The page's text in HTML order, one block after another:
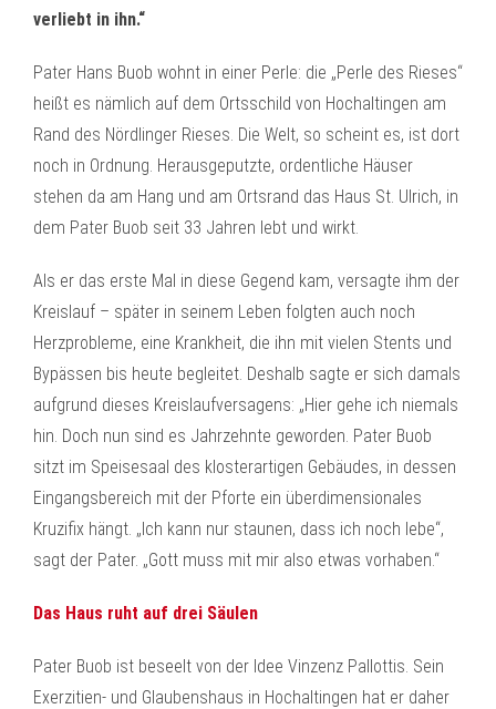
verliebt in ihn.“
Pater Hans Buob wohnt in einer Perle: die „Perle des Rieses“
heißt es nämlich auf dem Ortsschild von Hochaltingen am
Rand des Nördlinger Rieses. Die Welt, so scheint es, ist dort
noch in Ordnung. Herausgeputzte, ordentliche Häuser
stehen da am Hang und am Ortsrand das Haus St. Ulrich, in
dem Pater Buob seit 33 Jahren lebt und wirkt.
Als er das erste Mal in diese Gegend kam, versagte ihm der
Kreislauf – später in seinem Leben folgten auch noch
Herzprobleme, eine Krankheit, die ihn mit vielen Stents und
Bypässen bis heute begleitet. Deshalb sagte er sich damals
aufgrund dieses Kreislaufversagens: „Hier gehe ich niemals
hin. Doch nun sind es Jahrzehnte geworden. Pater Buob
sitzt im Speisesaal des klosterartigen Gebäudes, in dessen
Eingangsbereich mit der Pforte ein überdimensionales
Kruzifix hängt. „Ich kann nur staunen, dass ich noch lebe“,
sagt der Pater. „Gott muss mit mir also etwas vorhaben.“
Das Haus ruht auf drei Säulen
Pater Buob ist beseelt von der Idee Vinzenz Pallottis. Sein
Exerzitien- und Glaubenshaus in Hochaltingen hat er daher